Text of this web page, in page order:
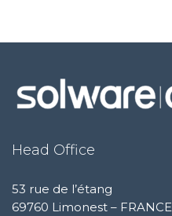
Head Office
53 rue de l’étang
69760 Limonest – FRANCE